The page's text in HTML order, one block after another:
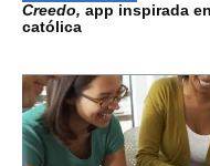
Creedo, app inspirada
católica